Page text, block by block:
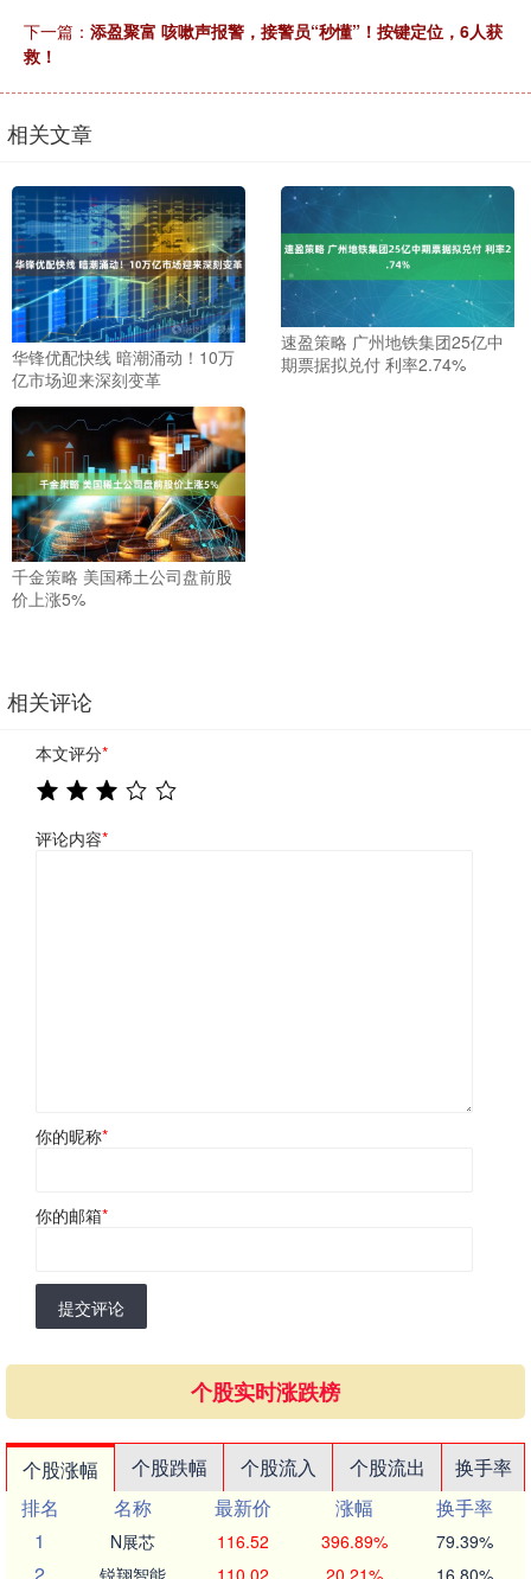
下一篇： 添盈聚富 咳嗽声报警，接警员“秒懂”！按键定位，6人获
救！
相关文章
华锋优配快线 暗潮涌动！10万
亿市场迎来深刻变革
速盈策略 广州地铁集团25亿中
期票据拟兑付 利率2.74%
千金策略 美国稀土公司盘前股
价上涨5%
相关评论
本文评分*
评论内容*
你的昵称*
你的邮箱*
提交评论
个股实时涨跌榜
个股涨幅 个股跌幅 个股流入 个股流出
换手率
排名
名称 最新价 涨幅
换手率
1
N展芯 116.52 396.89% 79.39%
2 锐翔智能 110.02 20.21% 16.80%